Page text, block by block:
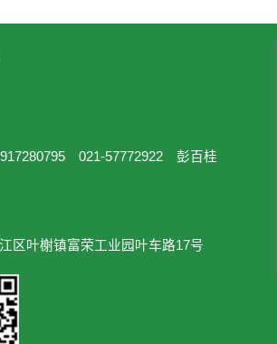
021-57772922 彭百桂
区叶榭镇富荣工业园叶车路17号